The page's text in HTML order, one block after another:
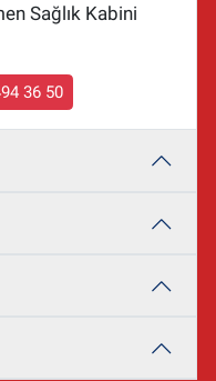
Sağlık Kabini
36 50